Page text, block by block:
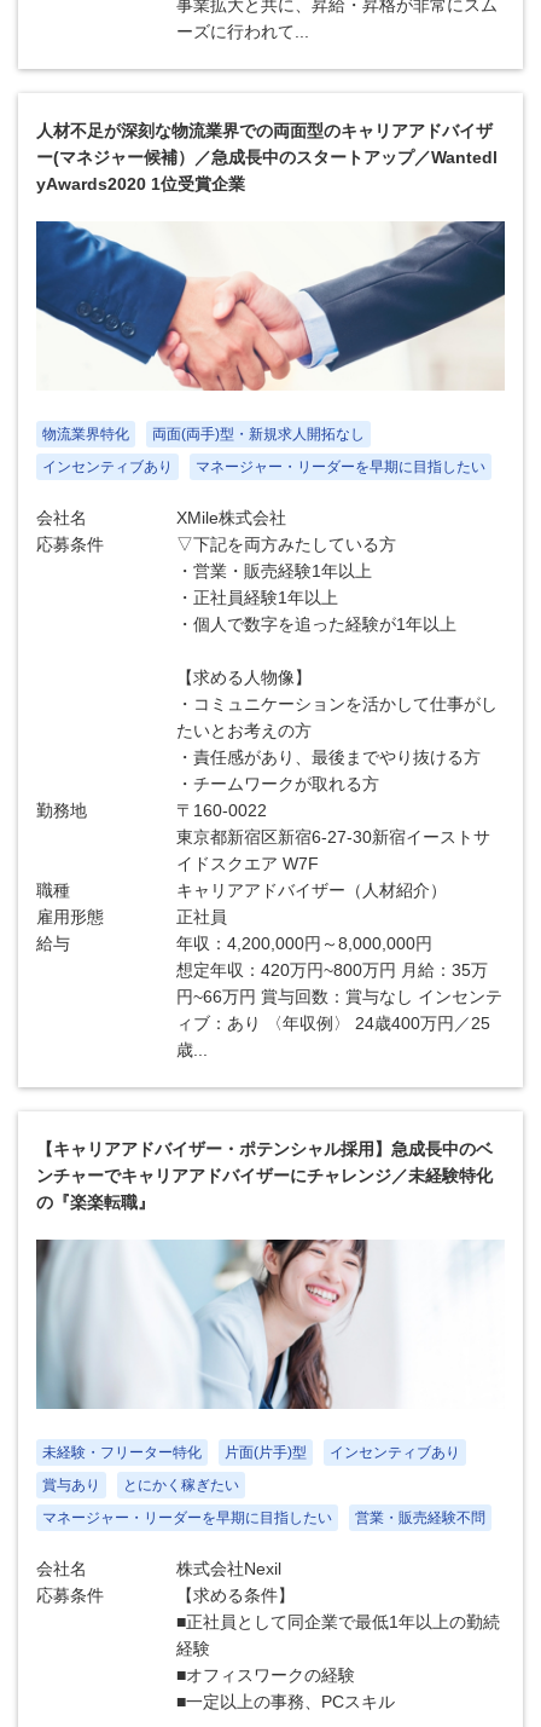
事業拡大と共に、昇給・昇格が非常にスム
ーズに行われて...
人材不足が深刻な物流業界での両面型のキャリアアドバイザ
ー(マネジャー候補）／急成長中のスタートアップ／Wantedl
yAwards2020 1位受賞企業
物流業界特化
両面(両手)型・新規求人開拓なし
インセンティブあり
マネージャー・リーダーを早期に目指したい
会社名
XMile株式会社
応募条件
▽下記を両方みたしている方
・営業・販売経験1年以上
・正社員経験1年以上
・個人で数字を追った経験が1年以上
【求める人物像】
・コミュニケーションを活かして仕事がし
たいとお考えの方
・責任感があり、最後までやり抜ける方
・チームワークが取れる方
勤務地
〒160-0022
東京都新宿区新宿6-27-30新宿イーストサ
イドスクエア W7F
職種
キャリアアドバイザー（人材紹介）
雇用形態
正社員
給与
年収：4,200,000円～8,000,000円
想定年収：420万円~800万円 月給：35万
円~66万円 賞与回数：賞与なし インセンテ
ィブ：あり 〈年収例〉 24歳400万円／25
歳...
【キャリアアドバイザー・ポテンシャル採用】急成長中のベ
ンチャーでキャリアアドバイザーにチャレンジ／未経験特化
の『楽楽転職』
未経験・フリーター特化 片面(片手)型
インセンティブあり
賞与あり
とにかく稼ぎたい
マネージャー・リーダーを早期に目指したい
営業・販売経験不問
会社名
株式会社Nexil
応募条件
【求める条件】
■正社員として同企業で最低1年以上の勤続
経験
■オフィスワークの経験
■一定以上の事務、PCスキル